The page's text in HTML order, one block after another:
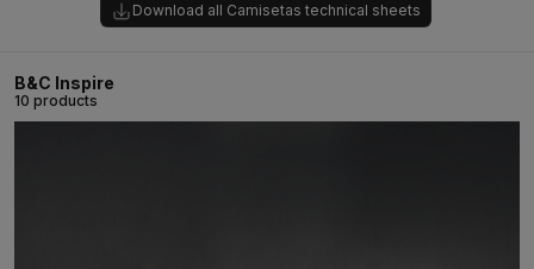
Download all Camisetas technical sheets
B&C Inspire
10 products